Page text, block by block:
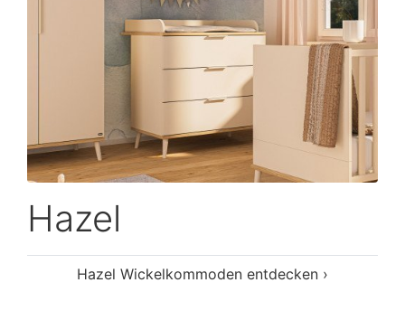
Hazel
Hazel Wickelkommoden entdecken ›